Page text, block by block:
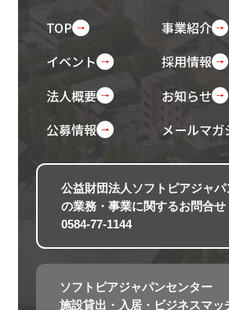
TOP
事業紹介
イベント
採用情報
法人概要
お知らせ
公募情報
メールマ
公益財団法人ソフトピアジャパ
の業務・事業に関するお問合せ
0584-77-1144
ソフトピアジャパンセンター
施設貸出・入居・ビジネスマッ